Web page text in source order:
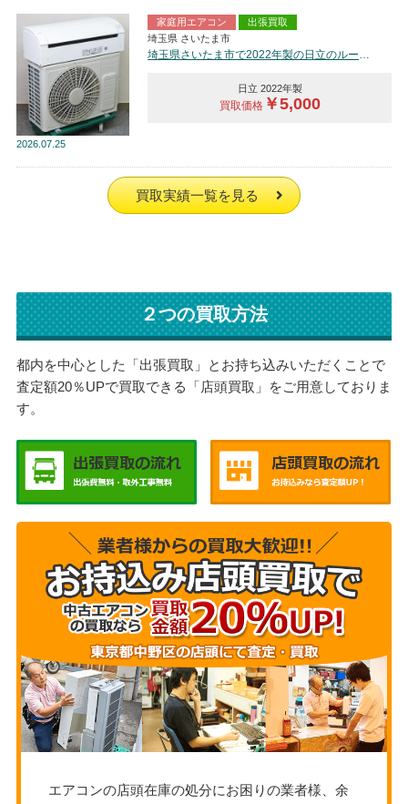
2026 07.25
家庭用エアコン
出張買取
埼玉県 さいたま市
埼玉県さいたま市で2022年製の日立のルームエアコン【中古品】を買取しました。
日立 2022年製
買取価格￥5,000
買取実績一覧を見る
２つの買取方法
都内を中心とした「出張買取」とお持ち込みいただくことで
査定額20％UPで買取できる「店頭買取」をご用意しておりま
す。
エアコンの店頭在庫の処分にお困りの業者様、余